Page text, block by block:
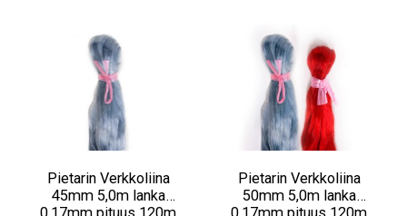
Pietarin Verkkoliina
45mm 5,0m lanka
0,17mm pituus 120m
Pietarin Verkkoliina
50mm 5,0m lanka
0,17mm pituus 120m